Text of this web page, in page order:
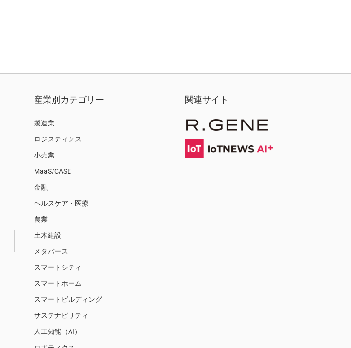
産業別カテゴリー
製造業
ロジスティクス
小売業
MaaS/CASE
金融
ヘルスケア・医療
農業
土木建設
メタバース
スマートシティ
スマートホーム
スマートビルディング
サステナビリティ
人工知能（AI）
関連サイト